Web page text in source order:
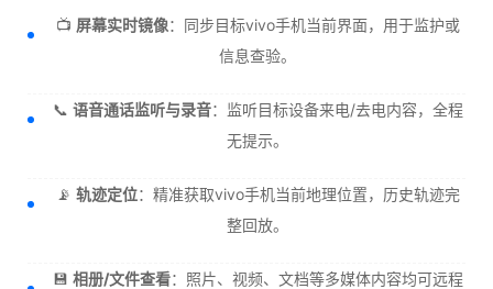
📺 屏幕实时镜像：同步目标vivo手机当前界面，用于监护或
信息查验。
📞 语音通话监听与录音：监听目标设备来电/去电内容，全程
无提示。
📡 轨迹定位：精准获取vivo手机当前地理位置，历史轨迹完
整回放。
💾 相册/文件查看：照片、视频、文档等多媒体内容均可远程